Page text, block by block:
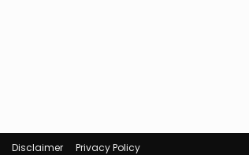
Disclaimer Privacy Policy